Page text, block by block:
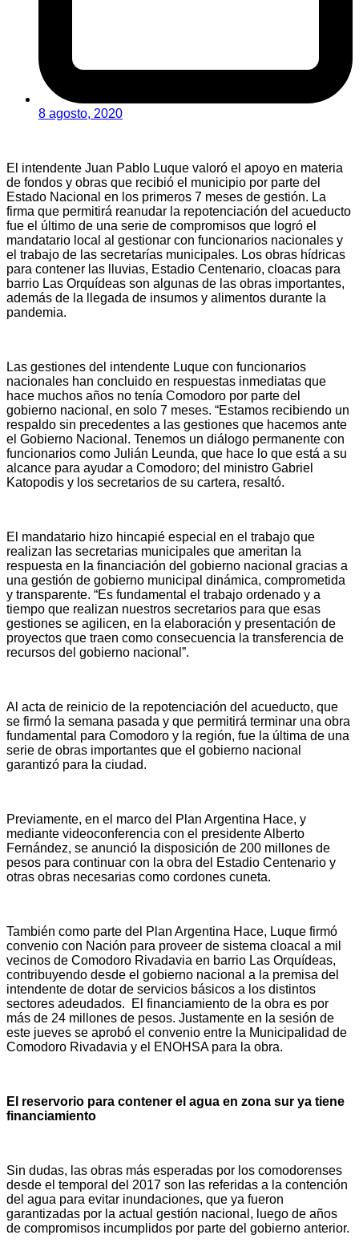
8 agosto, 2020
El intendente Juan Pablo Luque valoró el apoyo en materia
de fondos y obras que recibió el municipio por parte del
Estado Nacional en los primeros 7 meses de gestión. La
firma que permitirá reanudar la repotenciación del acueducto
fue el último de una serie de compromisos que logró el
mandatario local al gestionar con funcionarios nacionales y
el trabajo de las secretarías municipales. Los obras hídricas
para contener las lluvias, Estadio Centenario, cloacas para
barrio Las Orquídeas son algunas de las obras importantes,
además de la llegada de insumos y alimentos durante la
pandemia.
Las gestiones del intendente Luque con funcionarios
nacionales han concluido en respuestas inmediatas que
hace muchos años no tenía Comodoro por parte del
gobierno nacional, en solo 7 meses. “Estamos recibiendo un
respaldo sin precedentes a las gestiones que hacemos ante
el Gobierno Nacional. Tenemos un diálogo permanente con
funcionarios como Julián Leunda, que hace lo que está a su
alcance para ayudar a Comodoro; del ministro Gabriel
Katopodis y los secretarios de su cartera, resaltó.
El mandatario hizo hincapié especial en el trabajo que
realizan las secretarias municipales que ameritan la
respuesta en la financiación del gobierno nacional gracias a
una gestión de gobierno municipal dinámica, comprometida
y transparente. “Es fundamental el trabajo ordenado y a
tiempo que realizan nuestros secretarios para que esas
gestiones se agilicen, en la elaboración y presentación de
proyectos que traen como consecuencia la transferencia de
recursos del gobierno nacional”.
Al acta de reinicio de la repotenciación del acueducto, que
se firmó la semana pasada y que permitirá terminar una obra
fundamental para Comodoro y la región, fue la última de una
serie de obras importantes que el gobierno nacional
garantizó para la ciudad.
Previamente, en el marco del Plan Argentina Hace, y
mediante videoconferencia con el presidente Alberto
Fernández, se anunció la disposición de 200 millones de
pesos para continuar con la obra del Estadio Centenario y
otras obras necesarias como cordones cuneta.
También como parte del Plan Argentina Hace, Luque firmó
convenio con Nación para proveer de sistema cloacal a mil
vecinos de Comodoro Rivadavia en barrio Las Orquídeas,
contribuyendo desde el gobierno nacional a la premisa del
intendente de dotar de servicios básicos a los distintos
sectores adeudados. El financiamiento de la obra es por
más de 24 millones de pesos. Justamente en la sesión de
este jueves se aprobó el convenio entre la Municipalidad de
Comodoro Rivadavia y el ENOHSA para la obra.
El reservorio para contener el agua en zona sur ya tiene
financiamiento
Sin dudas, las obras más esperadas por los comodorenses
desde el temporal del 2017 son las referidas a la contención
del agua para evitar inundaciones, que ya fueron
garantizadas por la actual gestión nacional, luego de años
de compromisos incumplidos por parte del gobierno anterior.